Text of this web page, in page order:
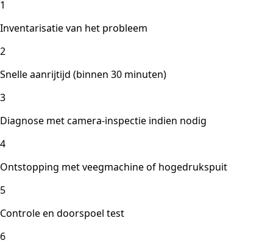
1
Inventarisatie van het probleem
2
Snelle aanrijtijd (binnen 30 minuten)
3
Diagnose met camera-inspectie indien nodig
4
Ontstopping met veegmachine of hogedrukspuit
5
Controle en doorspoel test
6